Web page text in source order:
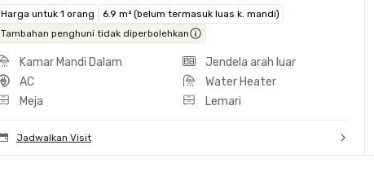
Harga untuk 1 orang
6.9 m² (belum termasuk luas k. mandi)
Tambahan penghuni tidak diperbolehkan
Kamar Mandi Dalam
Jendela arah luar
AC
Water Heater
Meja
Lemari
Jadwalkan Visit